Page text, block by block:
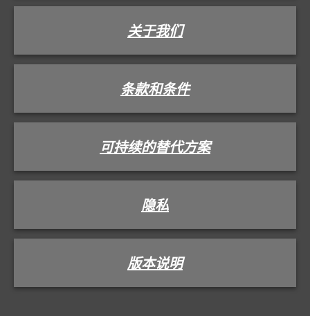
关于我们
条款和条件
可持续的替代方案
隐私
版本说明